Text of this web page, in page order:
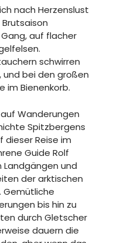
nach Herzenslust
auf flacher
schwirren
und bei den großen
im Bienenkorb.
Wanderungen
Spitzbergens
dieser Reise im
Guide Rolf
und
der arktischen
Gemütliche
bis hin zu
durch Gletscher
dauern die